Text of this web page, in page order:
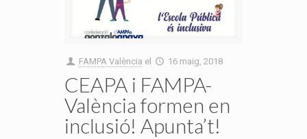
FAMPA València el 16 maig, 2018
CEAPA i FAMPA-
València formen en
inclusió! Apunta’t!